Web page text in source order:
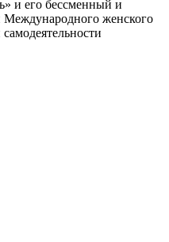
и его бессменный и
Международного женского